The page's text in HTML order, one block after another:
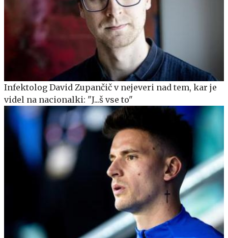
Infektolog David Zupančič v nejeveri nad tem, kar je
videl na nacionalki: "J...š vse to"